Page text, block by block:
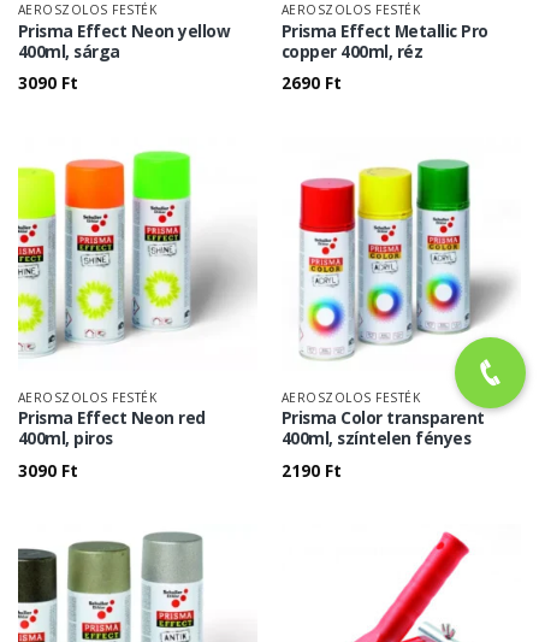
AEROSZOLOS FESTÉK
Prisma Effect Neon yellow
400ml, sárga
3090 Ft
AEROSZOLOS FESTÉK
Prisma Effect Metallic Pro
copper 400ml, réz
2690 Ft
AEROSZOLOS FESTÉK
Prisma Effect Neon red
400ml, piros
3090 Ft
AEROSZOLOS FESTÉK
Prisma Color transparent
400ml, színtelen fényes
2190 Ft